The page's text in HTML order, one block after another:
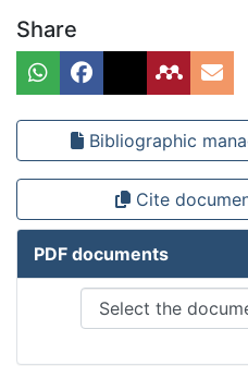
Share
Bibliographic
Cite
PDF documents